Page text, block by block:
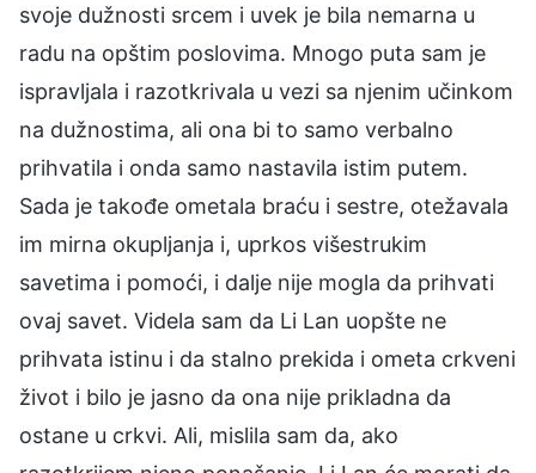
svoje dužnosti srcem i uvek je bila nemarna u
radu na opštim poslovima. Mnogo puta sam je
ispravljala i razotkrivala u vezi sa njenim učinkom
na dužnostima, ali ona bi to samo verbalno
prihvatila i onda samo nastavila istim putem.
Sada je takođe ometala braću i sestre, otežavala
im mirna okupljanja i, uprkos višestrukim
savetima i pomoći, i dalje nije mogla da prihvati
ovaj savet. Videla sam da Li Lan uopšte ne
prihvata istinu i da stalno prekida i ometa crkveni
život i bilo je jasno da ona nije prikladna da
ostane u crkvi. Ali, mislila sam da, ako